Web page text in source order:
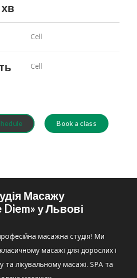
Cell
Cell
Book a class
Масажу
Diem»у Львові
масажна студія! Ми
масажі для дорослих і
та лікувальному масажі. SPA та